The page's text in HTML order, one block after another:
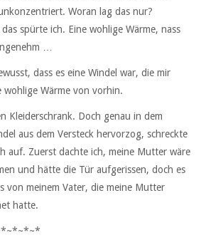
Woran lag das nur?
spürte ich. Eine wohlige Wärme, nass
…
dass es eine Windel war, die mir
Wärme von vorhin.
Kleiderschrank. Doch genau in dem
aus dem Versteck hervorzog, schreckte
auf. Zuerst dachte ich, meine Mutter wäre
und hätte die Tür aufgerissen, doch es
von meinem Vater, die meine Mutter
hatte.